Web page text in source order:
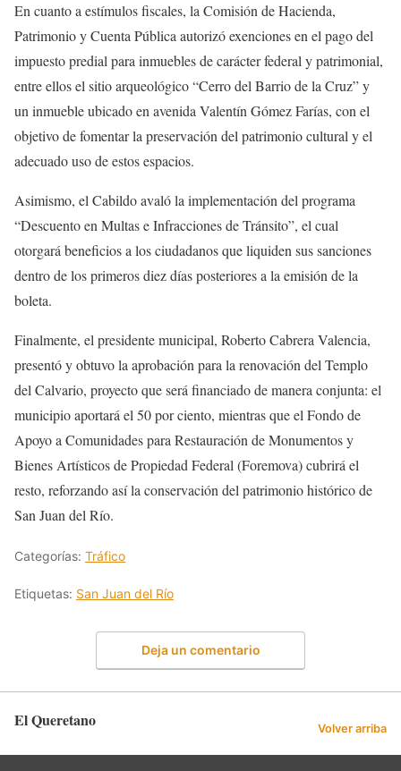
En cuanto a estímulos fiscales, la Comisión de Hacienda,
Patrimonio y Cuenta Pública autorizó exenciones en el pago del
impuesto predial para inmuebles de carácter federal y patrimonial,
entre ellos el sitio arqueológico “Cerro del Barrio de la Cruz” y
un inmueble ubicado en avenida Valentín Gómez Farías, con el
objetivo de fomentar la preservación del patrimonio cultural y el
adecuado uso de estos espacios.
Asimismo, el Cabildo avaló la implementación del programa
“Descuento en Multas e Infracciones de Tránsito”, el cual
otorgará beneficios a los ciudadanos que liquiden sus sanciones
dentro de los primeros diez días posteriores a la emisión de la
boleta.
Finalmente, el presidente municipal, Roberto Cabrera Valencia,
presentó y obtuvo la aprobación para la renovación del Templo
del Calvario, proyecto que será financiado de manera conjunta: el
municipio aportará el 50 por ciento, mientras que el Fondo de
Apoyo a Comunidades para Restauración de Monumentos y
Bienes Artísticos de Propiedad Federal (Foremova) cubrirá el
resto, reforzando así la conservación del patrimonio histórico de
San Juan del Río.
Categorías: Tráfico
Etiquetas: San Juan del Río
Deja un comentario
El Queretano Volver arriba